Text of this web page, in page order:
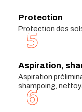
Protection
Protection des
5
Aspiration,
Aspiration
shampoing,
6